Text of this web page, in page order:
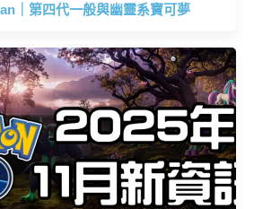
｜第四代一般與幽靈系寶可夢